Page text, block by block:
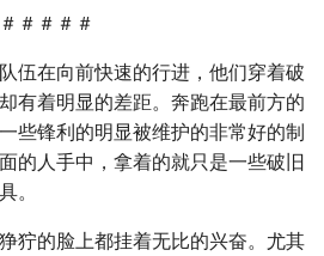
＃＃＃＃
伍在向前快速的行进，他们穿着破
有着明显的差距。奔跑在最前方的
些锋利的明显被维护的非常好的制
的人手中，拿着的就只是一些破旧
。
狞的脸上都挂着无比的兴奋。尤其